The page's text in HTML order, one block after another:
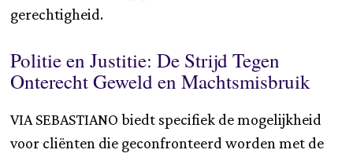
gerechtigheid.
Politie en Justitie: De Strijd Tegen
Onterecht Geweld en Machtsmisbruik
VIA SEBASTIANO biedt specifiek de mogelijkheid
voor cliënten die geconfronteerd worden met de